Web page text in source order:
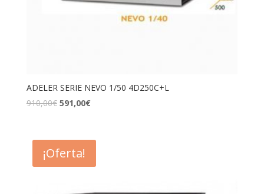
ADELER SERIE NEVO 1/50 4D250C+L
910,00€ 591,00€
¡Oferta!